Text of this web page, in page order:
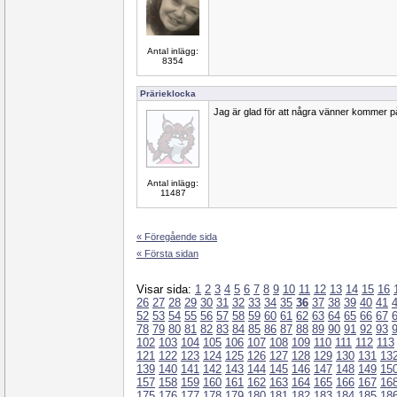
Antal inlägg:
8354
Prärieklocka
Antal inlägg:
11487
Jag är glad för att några vänner kommer
« Föregående sida
« Första sidan
Visar sida: 1 2 3 4 5 6 7 8 9 10 11 12 13 14 15 16
26 27 28 29 30 31 32 33 34 35 36 37 38 39 40 41
52 53 54 55 56 57 58 59 60 61 62 63 64 65 66 67
78 79 80 81 82 83 84 85 86 87 88 89 90 91 92 93
102 103 104 105 106 107 108 109 110 111 112 113
121 122 123 124 125 126 127 128 129 130 131
139 140 141 142 143 144 145 146 147 148 149
157 158 159 160 161 162 163 164 165 166 167